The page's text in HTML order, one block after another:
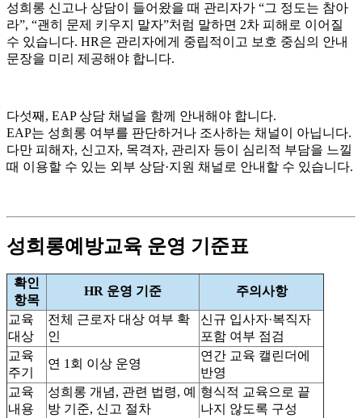
성희롱 신고나 상담이 들어왔을 때 관리자가 “그 정도는 참아
라”, “괜히 문제 키우지 말자”처럼 말하면 2차 피해로 이어질
수 있습니다. HR은 관리자에게 중립적이고 보호 중심의 안내
문장을 미리 제공해야 합니다.
다섯째, EAP 상담 채널을 함께 안내해야 합니다.
EAP는 성희롱 여부를 판단하거나 조사하는 채널이 아닙니다.
다만 피해자, 신고자, 목격자, 관리자 등이 심리적 부담을 느낄
때 이용할 수 있는 외부 상담·지원 채널로 안내할 수 있습니다.
성희롱예방교육 운영 기준표
확인
항목
HR 운영 기준 주의사항
교육
대상
전체 근로자 대상 여부 확
인
신규 입사자·복직자
포함 여부 점검
교육
주기
연 1회 이상 운영
연간 교육 캘린더에
반영
교육
내용
성희롱 개념, 관련 법령, 예
방 기준, 신고 절차
형식적 교육으로 끝
나지 않도록 구성